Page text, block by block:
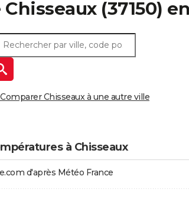
Chisseaux(37150)
Chisseaux à une autre ville
à Chisseaux
d'après Météo France